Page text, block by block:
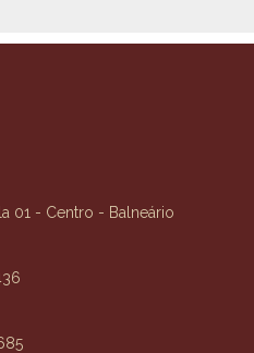
01 - Centro - Balneário